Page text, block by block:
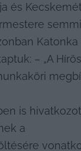
és
– „A
a